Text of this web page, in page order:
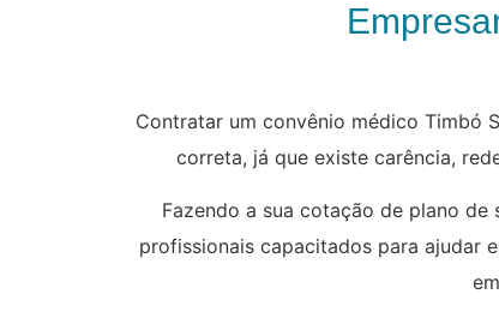
Contratar um convênio médico Timbó
correta, já que existe carência,
Fazendo a sua cotação de plano
profissionais capacitados para ajudar